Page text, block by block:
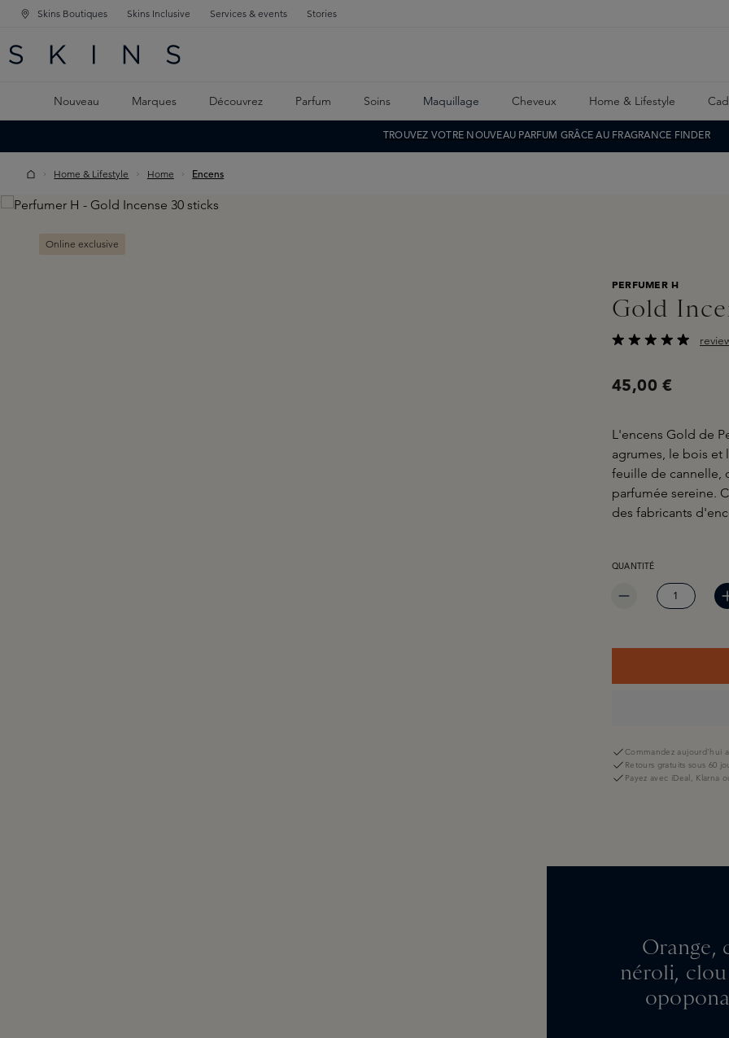
PRINCIPALE
CONTENU PRINCIPAL
Skins Boutiques Skins Inclusive Services & events Stories
Nouveau Marques Découvrez Parfum Soins Maquillage Cheveux Home & Lifestyle
TROUVEZ VOTRE NOUVEAU PARFUM GRÂCE AU FRAGRANCE FINDER
Home & Lifestyle Home Encens
Skip image gallery
Online exclusive
PERFUMER H
Gold
45,00 €
L'encens Gold de
agrumes, le bois et
feuille de cannelle,
parfumée sereine.
des fabricants
QUANTITÉ DE PRODUIT
QUANTITÉ
Commandez aujourd'hui
Retours gratuits sous 60
Payez avec iDeal, Klarna
Orange,
néroli,